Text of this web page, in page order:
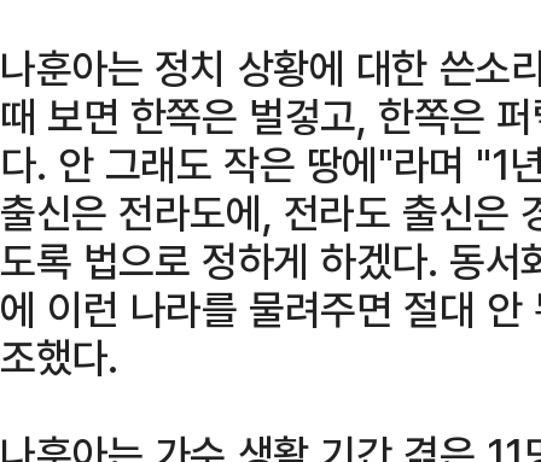
나훈아는 정치 상황에 대한 쓴소
때 보면 한쪽은 벌겋고, 한쪽은
다. 안 그래도 작은 땅에"라며 "1
출신은 전라도에, 전라도 출신은
도록 법으로 정하게 하겠다. 동
에 이런 나라를 물려주면 절대
조했다.